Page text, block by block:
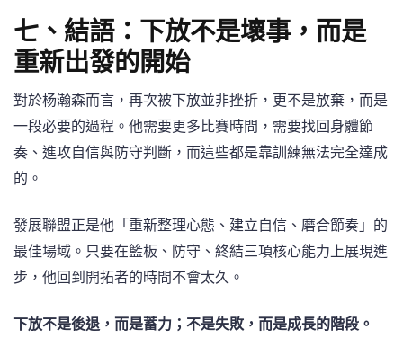
七、結語：下放不是壞事，而是
重新出發的開始
對於杨瀚森而言，再次被下放並非挫折，更不是放棄，而是
一段必要的過程。他需要更多比賽時間，需要找回身體節
奏、進攻自信與防守判斷，而這些都是靠訓練無法完全達成
的。
發展聯盟正是他「重新整理心態、建立自信、磨合節奏」的
最佳場域。只要在籃板、防守、終結三項核心能力上展現進
步，他回到開拓者的時間不會太久。
下放不是後退，而是蓄力；不是失敗，而是成長的階段。